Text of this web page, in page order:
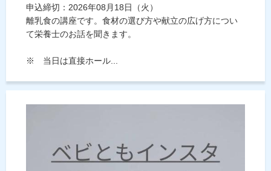
申込締切：2026年08月18日（火）
離乳食の講座です。食材の選び方や献立の広げ方につい
て栄養士のお話を聞きます。
※ 当日は直接ホール...